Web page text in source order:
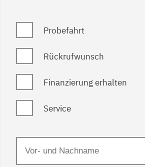
Probefahrt
Rückrufwunsch
Finanzierung erhalten
Service